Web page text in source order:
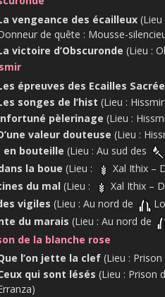
vengeance des écailleux(Lieu
de quête : Mousse-
victoire d’Obscuronde (Lieu :
épreuves des Ecailles
songes de l’hist (Lieu :
pèlerinage (Lieu :
valeur douteuse (Lieu :
en bouteille (Lieu : Au sud des
la boue (Lieu :
Xal Ithix –
du mal(Lieu :
Xal Ithix –
vigiles (Lieu : Au nord de
du marais (Lieu : Au nord de
de la blanche rose
l’on jette la clef (Lieu :
qui sont lésés (Lieu : Prison